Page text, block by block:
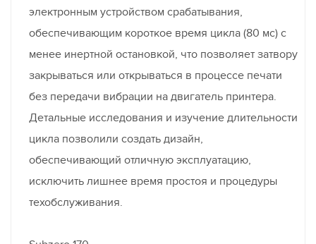
электронным устройством срабатывания,
обеспечивающим короткое время цикла (80 мс) с
менее инертной остановкой, что позволяет затвору
закрываться или открываться в процессе печати
без передачи вибрации на двигатель принтера.
Детальные исследования и изучение длительности
цикла позволили создать дизайн,
обеспечивающий отличную эксплуатацию,
исключить лишнее время простоя и процедуры
техобслуживания.